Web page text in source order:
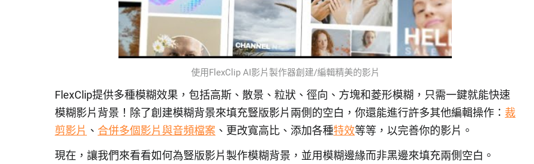
使用FlexClip AI影片製作器創建/編輯精美的影片
FlexClip提供多種模糊效果，包括高斯、散景、粒狀、徑向、方塊和菱形模糊，只需一鍵就能快速
模糊影片背景！除了創建模糊背景來填充豎版影片兩側的空白，你還能進行許多其他編輯操作： 裁
剪影片 、 合併多個影片與音頻檔案 、更改寬高比、添加各種特效等等，以完善你的影片。
現在，讓我們來看看如何為豎版影片製作模糊背景，並用模糊邊緣而非黑邊來填充兩側空白。